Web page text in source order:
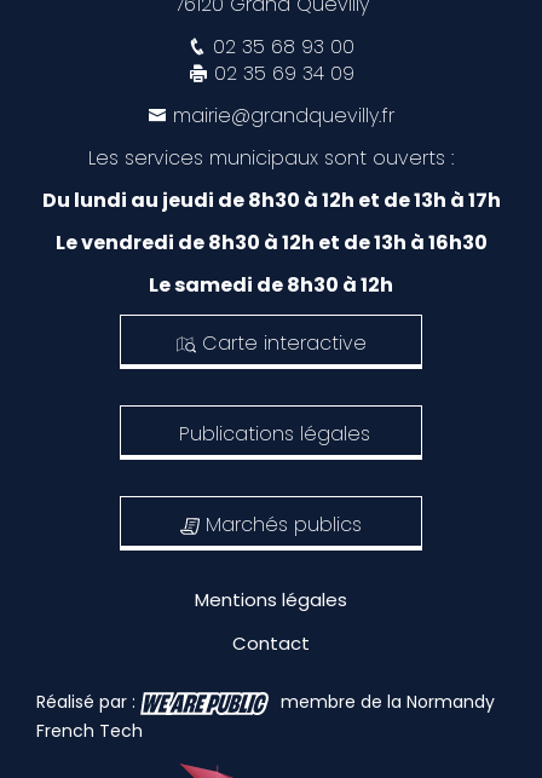
02 35 68 93 00
02 35 69 34 09
mairie@grandquevilly.fr
Les services municipaux sont ouverts :
Du lundi au jeudi de 8h30 à 12h et de 13h à 17h
Le vendredi de 8h30 à 12h et de 13h à 16h30
Le samedi de 8h30 à 12h
Carte interactive
Publications légales
Marchés publics
Mentions légales
Contact
Réalisé par :
membre de la Normandy
French Tech